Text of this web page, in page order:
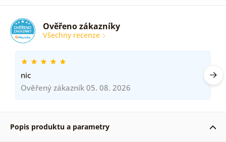
Ověřeno zákazníky
Všechny recenze
nic
Ověřený zákazník 05. 08. 2026
Popis produktu a parametry